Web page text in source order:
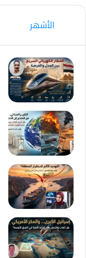
الأشهر